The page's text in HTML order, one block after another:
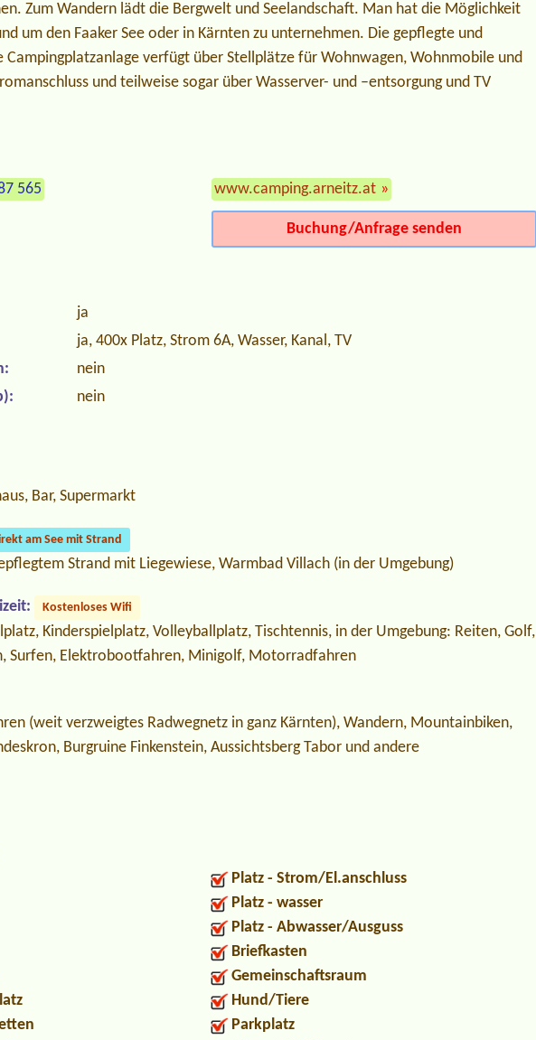
Zum Wandern lädt die Bergwelt und Seelandschaft. Man hat die Möglichkeit
um den Faaker See oder in Kärnten zu unternehmen. Die gepflegte und
verfügt über Stellplätze für Wohnwagen, Wohnmobile und
und teilweise sogar über Wasserver- und –entsorgung und TV
565 www.camping.arneitz.at »
Buchung/Anfrage senden
ja
ja, 400x Platz, Strom 6A, Wasser, Kanal, TV
nein
nein
Bar, Supermarkt
am See mit Strand
Strand mit Liegewiese, Warmbad Villach (in der Umgebung)
Kostenloses Wifi
Kinderspielplatz, Volleyballplatz, Tischtennis, in der Umgebung: Reiten, Golf,
Surfen, Elektrobootfahren, Minigolf, Motorradfahren
(weit verzweigtes Radwegnetz in ganz Kärnten), Wandern, Mountainbiken,
Burgruine Finkenstein, Aussichtsberg Tabor und andere
Platz - Strom/El.anschluss
Platz - wasser
Platz - Abwasser/Ausguss
Briefkasten
Gemeinschaftsraum
Hund/Tiere
Parkplatz